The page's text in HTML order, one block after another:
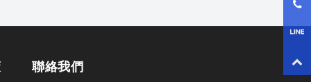
回
聯絡我們